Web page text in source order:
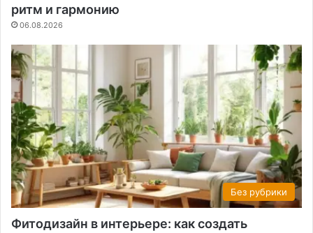
ритм и гармонию
06.08.2026
Без рубрики
Фитодизайн в интерьере: как создать